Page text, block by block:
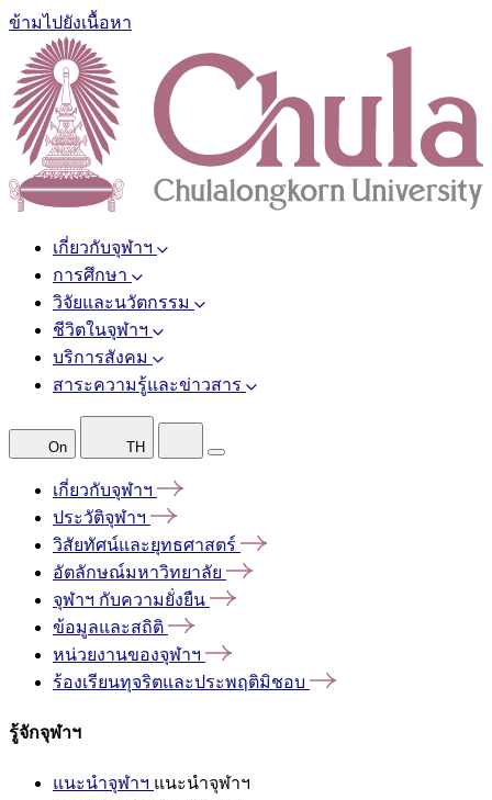
ข้ามไปยังเนื้อหา
เกี่ยวกับจุฬาฯ
การศึกษา
วิจัยและนวัตกรรม
ชีวิตในจุฬาฯ
บริการสังคม
สาระความรู้และข่าวสาร
On TH
เกี่ยวกับจุฬาฯ
ประวัติจุฬาฯ
วิสัยทัศน์และยุทธศาสตร์
อัตลักษณ์มหาวิทยาลัย
จุฬาฯ กับความยั่งยืน
ข้อมูลและสถิติ
หน่วยงานของจุฬาฯ
ร้องเรียนทุจริตและประพฤติมิชอบ
รู้จักจุฬาฯ
แนะนำจุฬาฯ แนะนำจุฬาฯ